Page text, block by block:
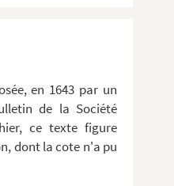
en 1643 par un
de la Société
ce texte figure
dont la cote n'a pu